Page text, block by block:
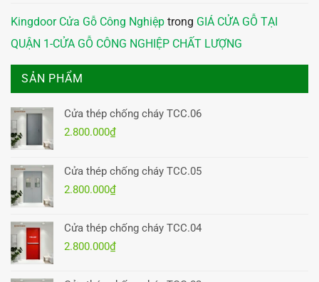
Kingdoor Cửa Gỗ Công Nghiệp trong GIÁ CỬA GỖ TẠI
QUẬN 1-CỬA GỖ CÔNG NGHIỆP CHẤT LƯỢNG
SẢN PHẨM
Cửa thép chống cháy TCC.06
2.800.000₫
Cửa thép chống cháy TCC.05
2.800.000₫
Cửa thép chống cháy TCC.04
2.800.000₫